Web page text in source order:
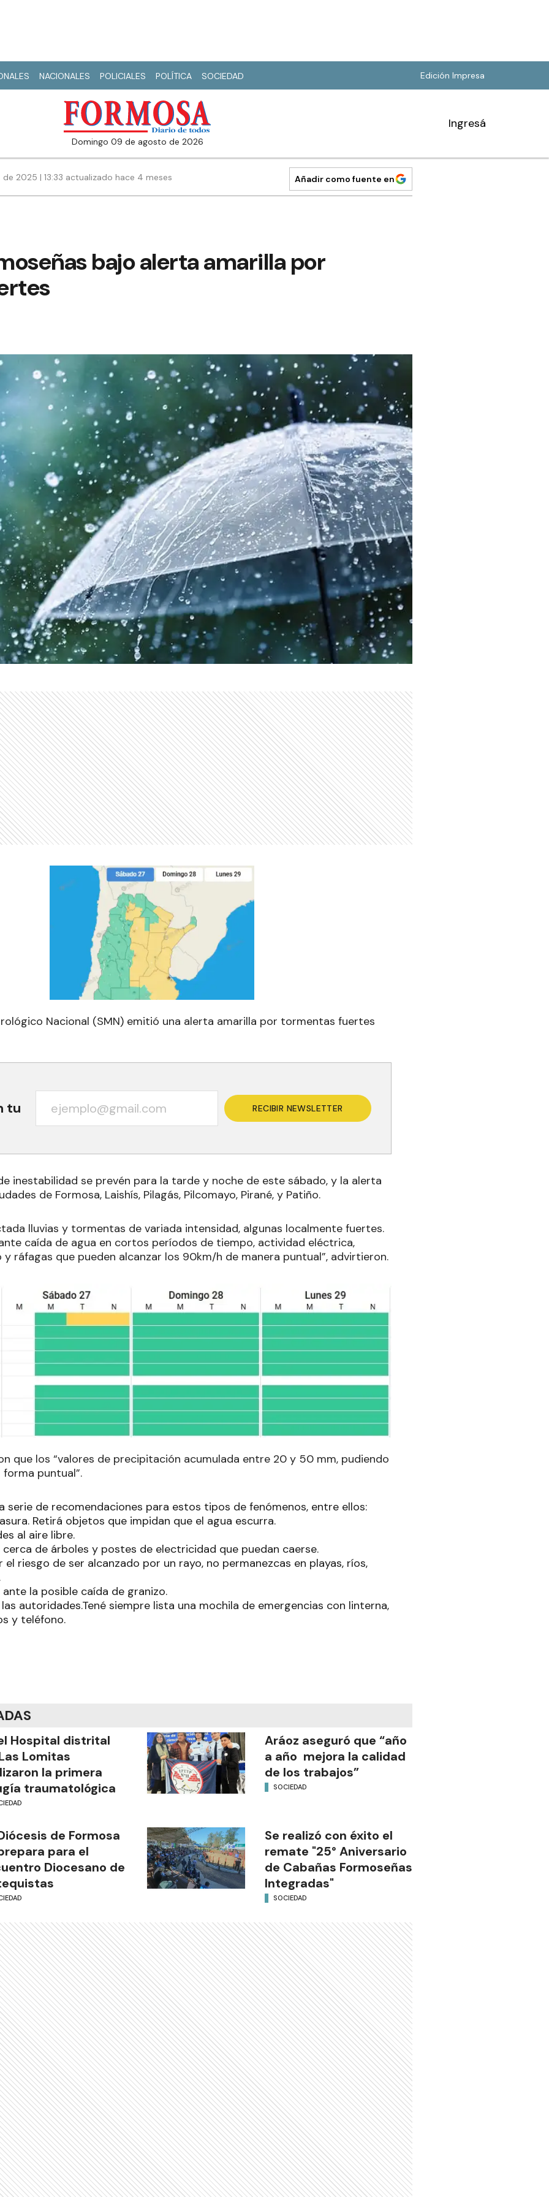
NACIONALES POLICIALES POLÍTICA SOCIEDAD Edición Impresa
domingo 09 de agosto de 2026
Ingresá
2025 | 13:33 actualizado hace 4 meses Añadir como fuente en
bajo alerta amarilla por
Nacional (SMN) emitió una alerta amarilla por tormentas fuertes
tu RECIBIR NEWSLETTER
inestabilidad se prevén para la tarde y noche de este sábado, y la alerta
de Formosa, Laishís, Pilagás, Pilcomayo, Pirané, y Patiño.
lluvias y tormentas de variada intensidad, algunas localmente fuertes.
caída de agua en cortos períodos de tiempo, actividad eléctrica,
y ráfagas que pueden alcanzar los 90km/h de manera puntual”, advirtieron.
que los “valores de precipitación acumulada entre 20 y 50 mm, pudiendo
puntual”.
serie de recomendaciones para estos tipos de fenómenos, entre ellos:
Retirá objetos que impidan que el agua escurra.
al aire libre.
de árboles y postes de electricidad que puedan caerse.
riesgo de ser alcanzado por un rayo, no permanezcas en playas, ríos,
la posible caída de granizo.
autoridades.Tené siempre lista una mochila de emergencias con linterna,
y teléfono.
Hospital distrital
Lomitas
la primera
traumatológica
Aráoz aseguró que “año
a año mejora la calidad
de los trabajos”
SOCIEDAD
de Formosa
para el
Diocesano de
Se realizó con éxito el
remate "25° Aniversario
de Cabañas Formoseñas
Integradas"
SOCIEDAD